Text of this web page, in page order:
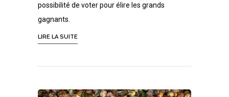
possibilité de voter pour élire les grands
gagnants.
LIRE LA SUITE